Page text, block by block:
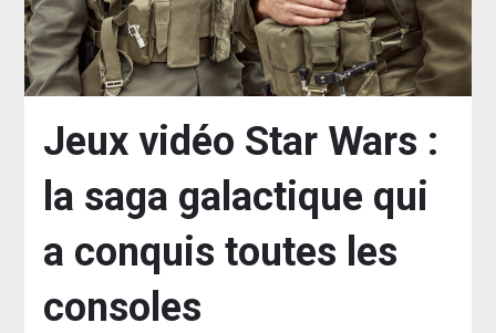
Jeux vidéo Star Wars :
la saga galactique qui
a conquis toutes les
consoles